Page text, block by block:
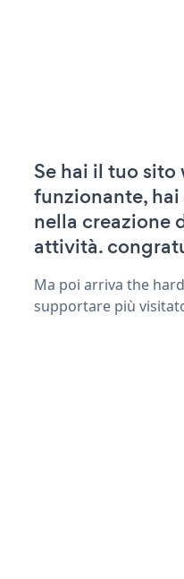
Se hai il tuo
funzionante,
nella creazione
attività.
Ma poi arriva the
supportare più